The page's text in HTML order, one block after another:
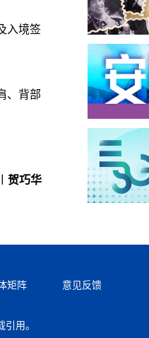
入境签
、背部
贺巧华
矩阵 意见反馈
用。